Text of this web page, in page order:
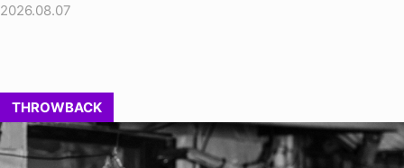
2026.08.07
THROWBACK